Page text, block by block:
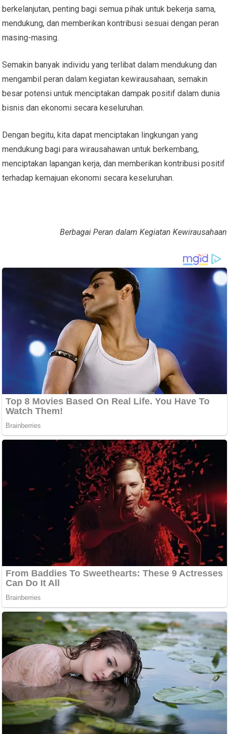
berkelanjutan, penting bagi semua pihak untuk bekerja sama,
mendukung, dan memberikan kontribusi sesuai dengan peran
masing-masing.
Semakin banyak individu yang terlibat dalam mendukung dan
mengambil peran dalam kegiatan kewirausahaan, semakin
besar potensi untuk menciptakan dampak positif dalam dunia
bisnis dan ekonomi secara keseluruhan.
Dengan begitu, kita dapat menciptakan lingkungan yang
mendukung bagi para wirausahawan untuk berkembang,
menciptakan lapangan kerja, dan memberikan kontribusi positif
terhadap kemajuan ekonomi secara keseluruhan.
Berbagai Peran dalam Kegiatan Kewirausahaan